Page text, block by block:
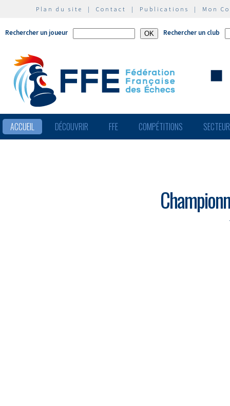
Plan du site | Contact | Publications | Mon
Rechercher un joueur Rechercher un club
ACCUEIL DÉCOUVRIR FFE COMPÉTITIONS